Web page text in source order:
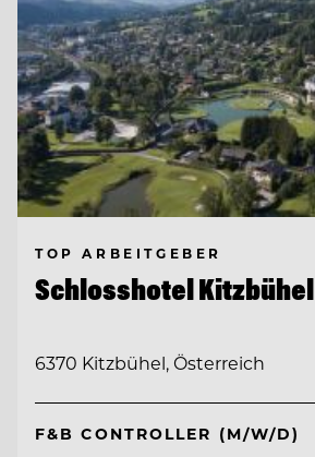
TOP ARBEITGEBER
Schlosshotel Kitzbühel
6370 Kitzbühel, Österreich
F&B CONTROLLER (M/W/D)